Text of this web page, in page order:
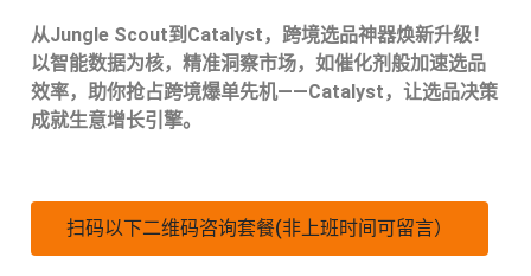
从Jungle Scout到Catalyst，跨境选品神器焕新升级！
以智能数据为核，精准洞察市场，如催化剂般加速选品
效率，助你抢占跨境爆单先机——Catalyst，让选品决策
成就生意增长引擎。
扫码以下二维码咨询套餐(非上班时间可留言）